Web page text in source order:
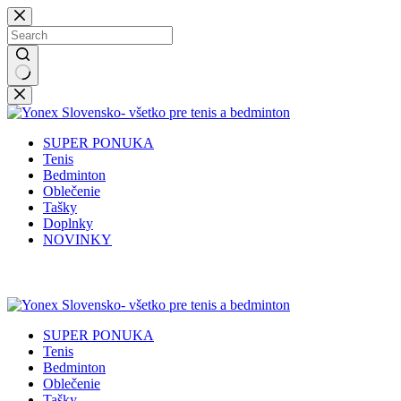
Skip
to
content
No
results
SUPER PONUKA
Tenis
Bedminton
Oblečenie
Tašky
Doplnky
NOVINKY
SUPER PONUKA
Tenis
Bedminton
Oblečenie